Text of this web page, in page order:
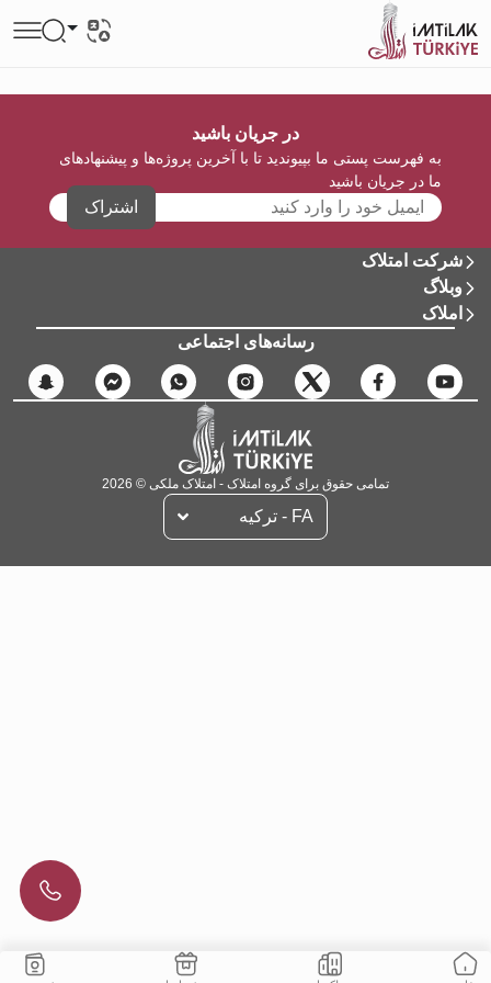
در جریان باشید
به فهرست پستی ما بپیوندید تا با آخرین پروژه‌ها و پیشنهادهای
ما در جریان باشید
اشتراک
شرکت امتلاک
وبلاگ
املاک
رسانه‌های اجتماعی
تمامی حقوق برای گروه امتلاک - امتلاک ملکی © 2026
FA - تركيه